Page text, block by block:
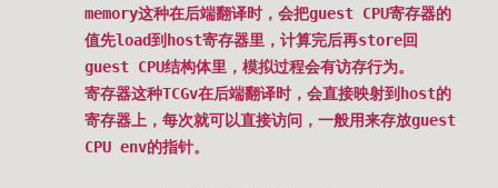
memory这种在后端翻译时，会把guest CPU寄存器的
值先load到host寄存器里，计算完后再store回
guest CPU结构体里，模拟过程会有访存行为。
寄存器这种TCGv在后端翻译时，会直接映射到host的
寄存器上，每次就可以直接访问，一般用来存放guest
CPU env的指针。